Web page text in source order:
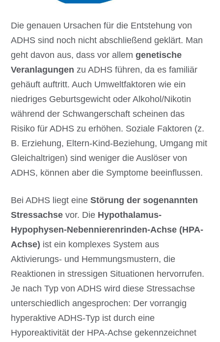
Die genauen Ursachen für die Entstehung von
ADHS sind noch nicht abschließend geklärt. Man
geht davon aus, dass vor allemgenetische
Veranlagungen zu ADHS führen, da es familiär
gehäuft auftritt. Auch Umweltfaktoren wie ein
niedriges Geburtsgewicht oder Alkohol/Nikotin
während der Schwangerschaft scheinen das
Risiko für ADHS zu erhöhen. Soziale Faktoren (z.
B. Erziehung, Eltern-Kind-Beziehung, Umgang mit
Gleichaltrigen) sind weniger die Auslöser von
ADHS, können aber die Symptome beeinflussen.
Bei ADHS liegt eineStörung der sogenannten
Stressachse vor. Die Hypothalamus-
Hypophysen-Nebennierenrinden-Achse (HPA-
Achse) ist ein komplexes System aus
Aktivierungs- und Hemmungsmustern, die
Reaktionen in stressigen Situationen hervorrufen.
Je nach Typ von ADHS wird diese Stressachse
unterschiedlich angesprochen: Der vorrangig
hyperaktive ADHS-Typ ist durch eine
Hyporeaktivität der HPA-Achse gekennzeichnet